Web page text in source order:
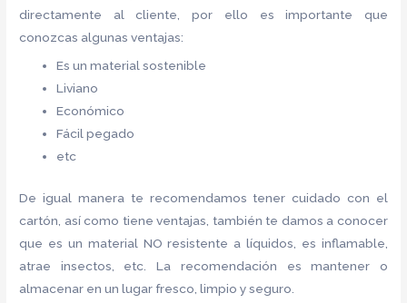
directamente al cliente, por ello es importante que
conozcas algunas ventajas:
Es un material sostenible
Liviano
Económico
Fácil pegado
etc
De igual manera te recomendamos tener cuidado con el
cartón, así como tiene ventajas, también te damos a conocer
que es un material NO resistente a líquidos, es inflamable,
atrae insectos, etc. La recomendación es mantener o
almacenar en un lugar fresco, limpio y seguro.